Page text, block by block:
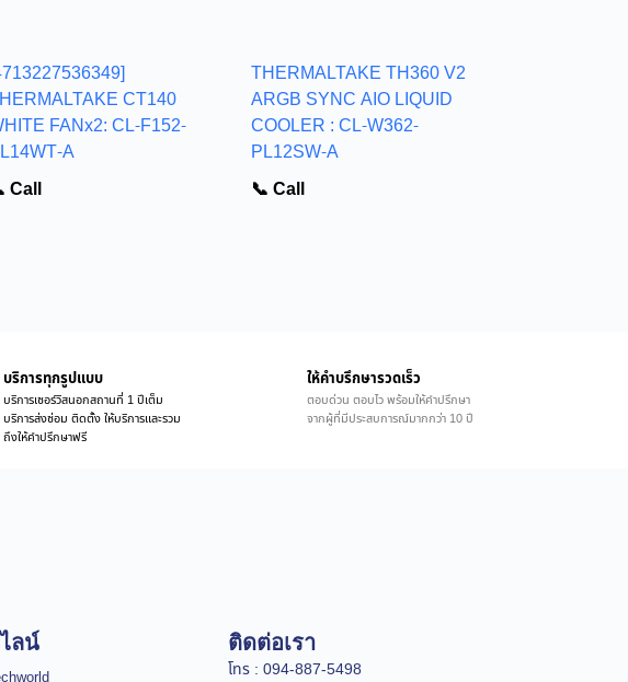
CT140
FANx2: CL-F152-
A
Call
THERMALTAKE TH360 V2
ARGB SYNC AIO LIQUID
COOLER : CL-W362-
PL12SW-A
📞 Call
บริการทุกรูปแบบ
บริการเซอร์วิสนอกสถานที่ 1 ปีเต็ม
บริการส่งซ่อม ติดตั้ง ให้บริการและรวม
ถึงให้คำปรึกษาฟรี
ให้คำบรึกษารวดเร็ว
ตอบด่วน ตอบไว พร้อมให้คำปรึกษา
จากผู้ที่มีประสบการณ์มากกว่า 10 ปี
ลน์ ติดต่อเรา
โทร : 094-887-5498